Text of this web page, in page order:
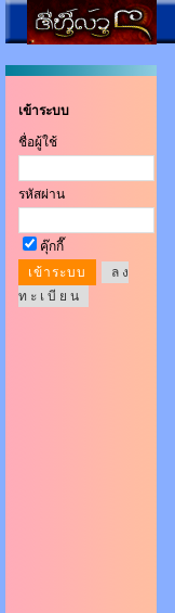
เข้าระบบ
ชื่อผู้ใช้
รหัสผ่าน
คุ๊กกี๊
ล ง
ท ะ เ บี ย น